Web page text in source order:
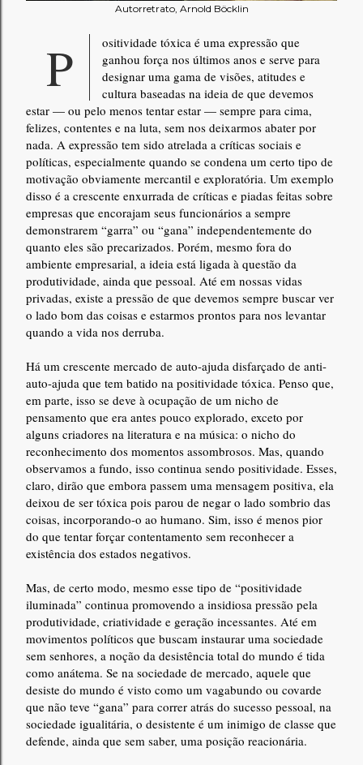
Autorretrato, Arnold Böcklin
Positividade tóxica é uma expressão que
ganhou força nos últimos anos e serve para
designar uma gama de visões, atitudes e
cultura baseadas na ideia de que devemos
estar — ou pelo menos tentar estar — sempre para cima,
felizes, contentes e na luta, sem nos deixarmos abater por
nada. A expressão tem sido atrelada a críticas sociais e
políticas, especialmente quando se condena um certo tipo de
motivação obviamente mercantil e exploratória. Um exemplo
disso é a crescente enxurrada de críticas e piadas feitas sobre
empresas que encorajam seus funcionários a sempre
demonstrarem “garra” ou “gana” independentemente do
quanto eles são precarizados. Porém, mesmo fora do
ambiente empresarial, a ideia está ligada à questão da
produtividade, ainda que pessoal. Até em nossas vidas
privadas, existe a pressão de que devemos sempre buscar ver
o lado bom das coisas e estarmos prontos para nos levantar
quando a vida nos derruba.
Há um crescente mercado de auto-ajuda disfarçado de anti-
auto-ajuda que tem batido na positividade tóxica. Penso que,
em parte, isso se deve à ocupação de um nicho de
pensamento que era antes pouco explorado, exceto por
alguns criadores na literatura e na música: o nicho do
reconhecimento dos momentos assombrosos. Mas, quando
observamos a fundo, isso continua sendo positividade. Esses,
claro, dirão que embora passem uma mensagem positiva, ela
deixou de ser tóxica pois parou de negar o lado sombrio das
coisas, incorporando-o ao humano. Sim, isso é menos pior
do que tentar forçar contentamento sem reconhecer a
existência dos estados negativos.
Mas, de certo modo, mesmo esse tipo de “positividade
iluminada” continua promovendo a insidiosa pressão pela
produtividade, criatividade e geração incessantes. Até em
movimentos políticos que buscam instaurar uma sociedade
sem senhores, a noção da desistência total do mundo é tida
como anátema. Se na sociedade de mercado, aquele que
desiste do mundo é visto como um vagabundo ou covarde
que não teve “gana” para correr atrás do sucesso pessoal, na
sociedade igualitária, o desistente é um inimigo de classe que
defende, ainda que sem saber, uma posição reacionária.